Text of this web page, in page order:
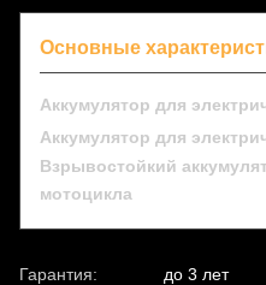
Основные
Аккумулятор для
Аккумулятор для
Взрывостойкий
мотоцикла
Гарантия: до 3 лет